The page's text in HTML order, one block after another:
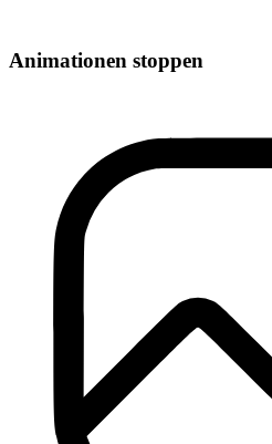
Animationen stoppen